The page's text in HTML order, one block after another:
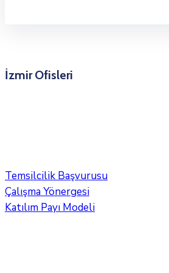
İzmir Ofisleri
Temsilcilik Başvurusu
Çalışma Yönergesi
Katılım Payı Modeli